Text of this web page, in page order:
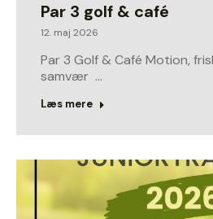
Par 3 golf & café
12. maj 2026
Par 3 Golf & Café Motion,
samvær …
Læs mere